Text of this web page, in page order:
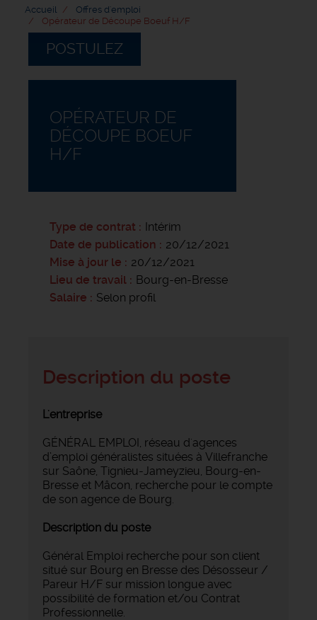
Accueil
Offres d'emploi
Opérateur de Découpe Boeuf H/F
POSTULEZ
OPÉRATEUR DE
DÉCOUPE BOEUF
H/F
Type de contrat
Intérim
Date de publication
20/12/2021
Mise à jour le
20/12/2021
Lieu de travail
Bourg-en-Bresse
Salaire
Selon profil
Description du poste
L'entreprise
GÉNÉRAL EMPLOI, réseau d'agences
d’emploi généralistes situées à Villefranche
sur Saône, Tignieu-Jameyzieu, Bourg-en-
Bresse et Mâcon, recherche pour le compte
de son agence de Bourg.
Description du poste
Général Emploi recherche pour son client
situé sur Bourg en Bresse des Désosseur /
Pareur H/F sur mission longue avec
possibilité de formation et/ou Contrat
Professionnelle.